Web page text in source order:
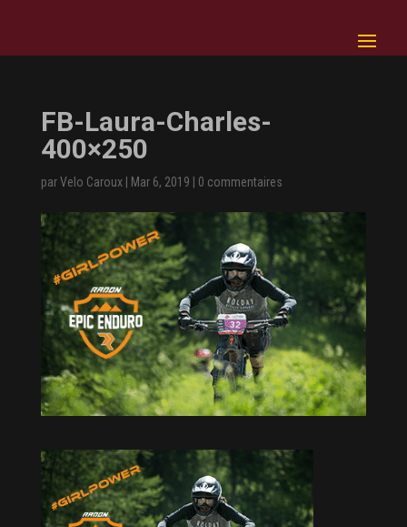
FB-Laura-Charles-
400×250
parVelo Caroux| Mar 6, 2019 0 commentaires